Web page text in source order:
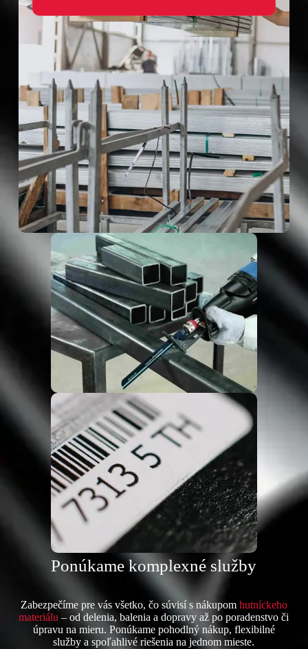
Ponúkame komplexné služby
Zabezpečíme pre vás všetko, čo súvisí s nákupom hutníckeho
materiálu – od delenia, balenia a dopravy až po poradenstvo či
úpravu na mieru. Ponúkame pohodlný nákup, flexibilné
služby a spoľahlivé riešenia na jednom mieste.